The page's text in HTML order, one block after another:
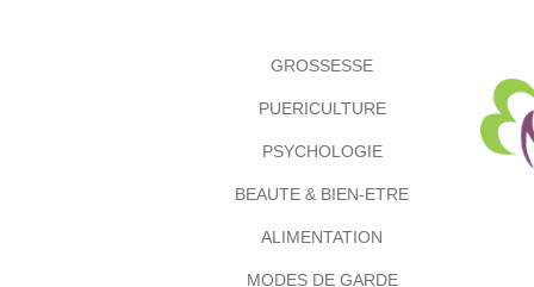
GROSSESSE
PUERICULTURE
PSYCHOLOGIE
BEAUTE & BIEN-ETRE
ALIMENTATION
MODES DE GARDE